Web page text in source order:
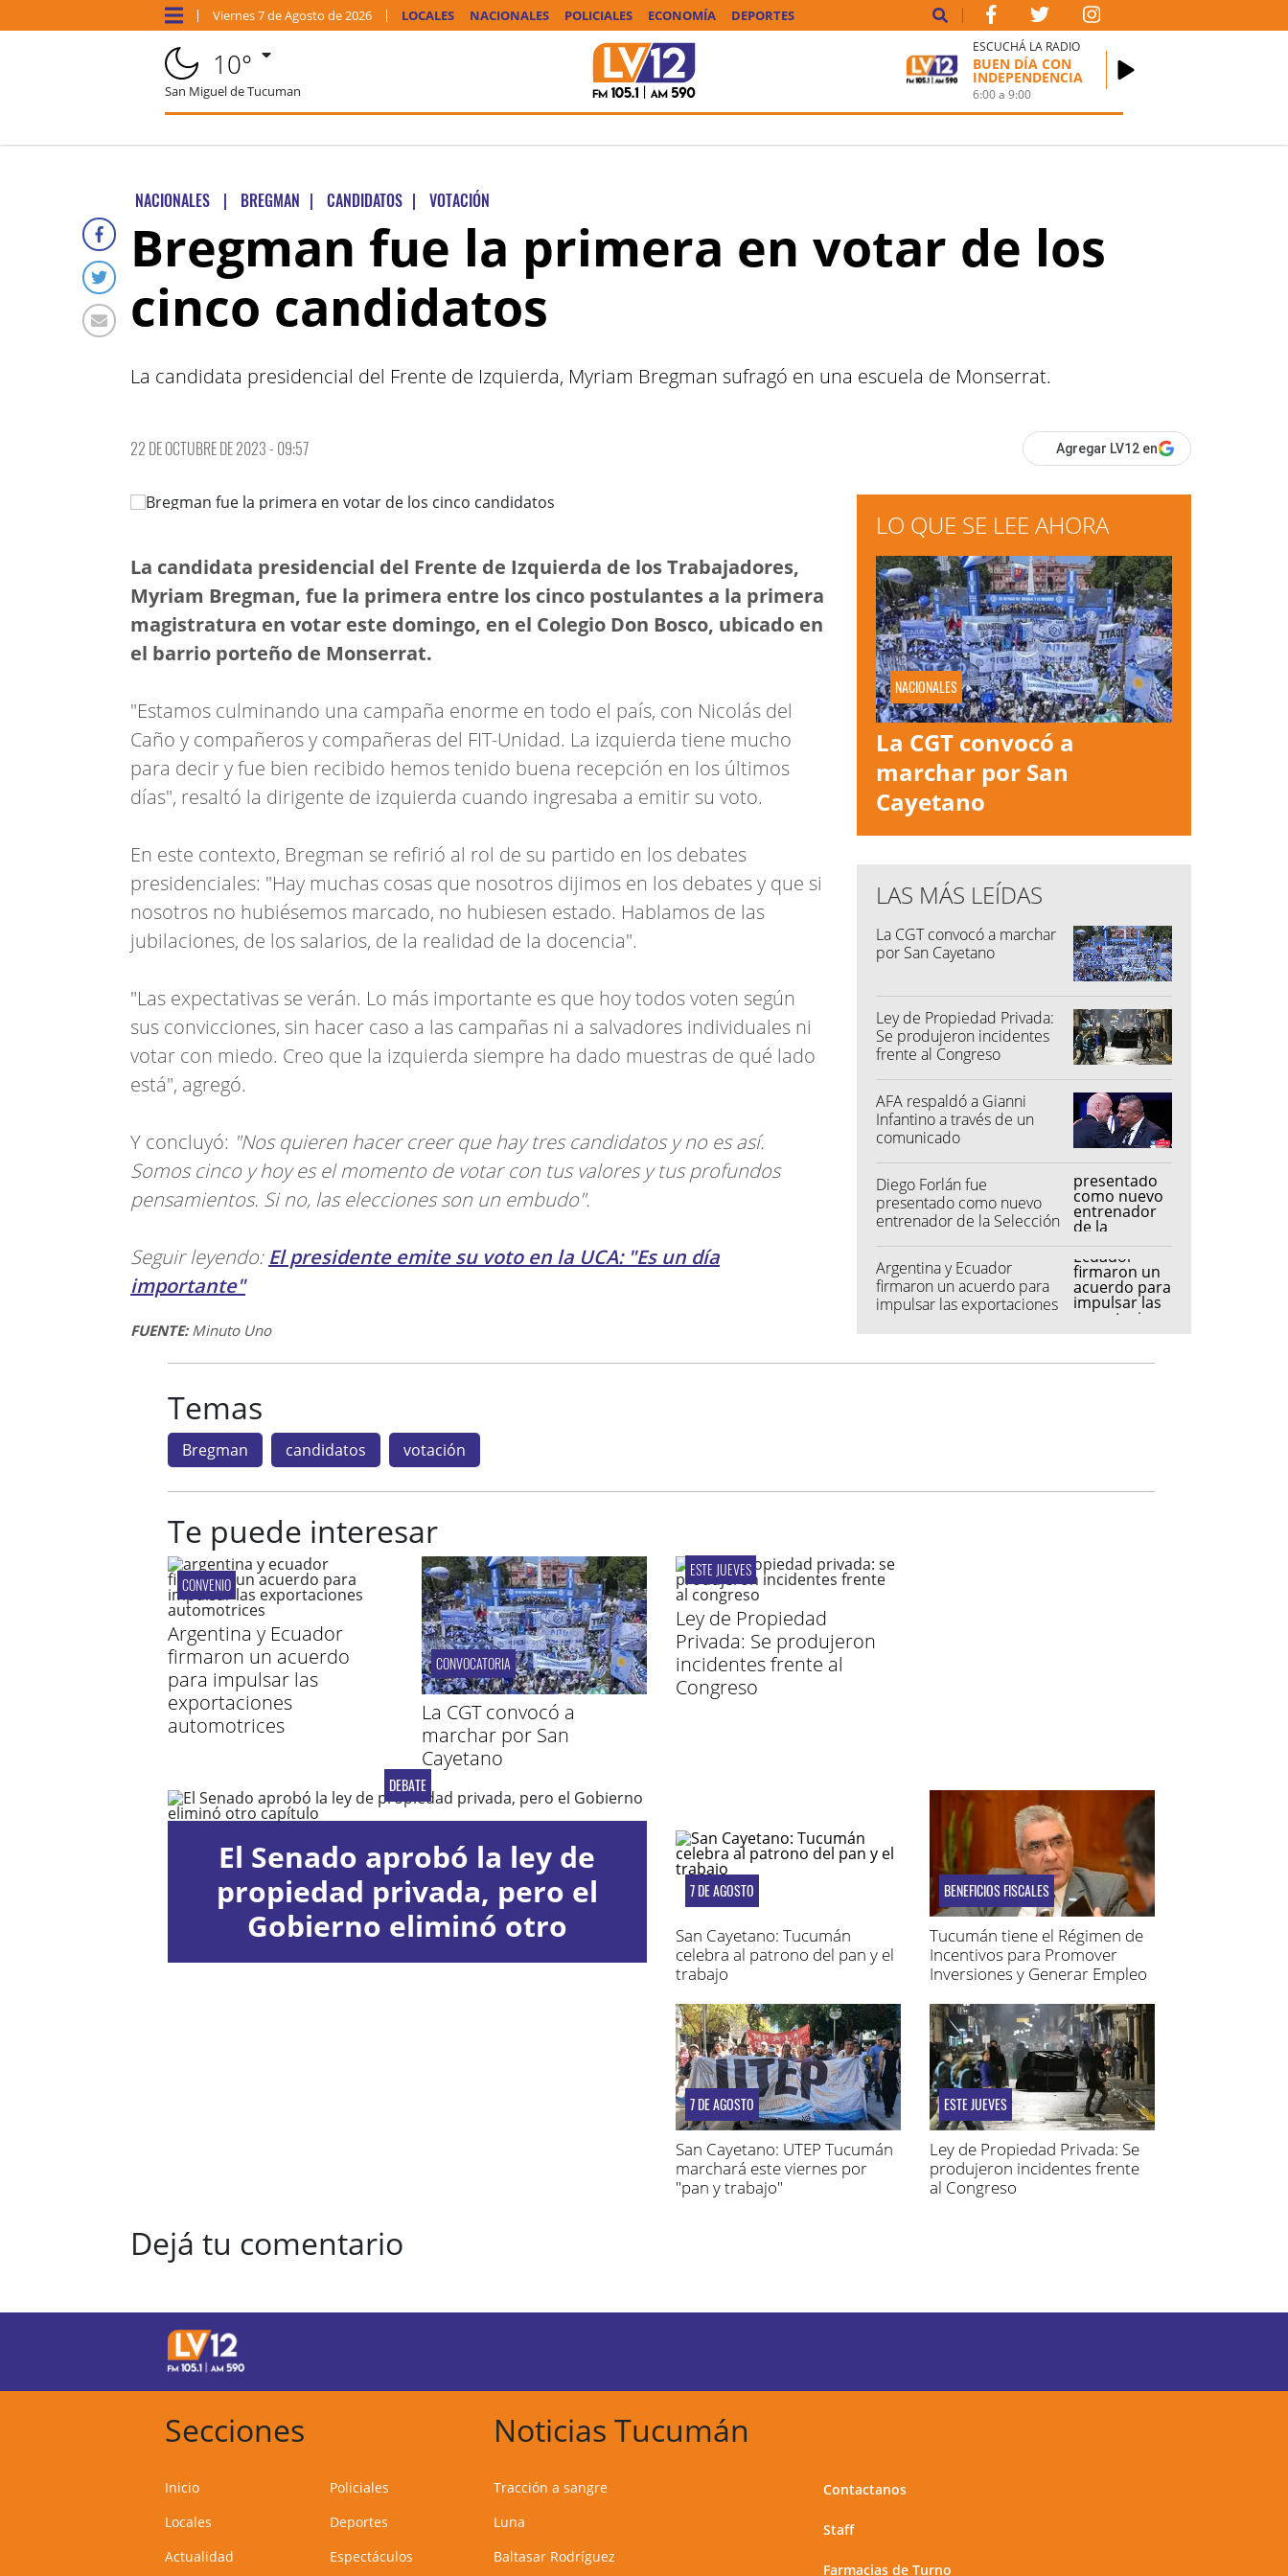
Viernes7 deAgosto de 2026 LOCALES NACIONALES POLICIALES ECONOMÍA DEPORTES
10°
San Miguel de Tucuman
ESCUCHÁ LA RADIO
BUEN DÍA CON
INDEPENDENCIA
6:00a9:00
NACIONALES | BREGMAN | CANDIDATOS | VOTACIÓN
Bregman fue la primera en votar de los
cinco candidatos
La candidata presidencial del Frente de Izquierda, Myriam Bregman sufragó en una escuela de Monserrat.
22 DE OCTUBRE DE 2023 - 09:57 Agregar LV12 en
La candidata presidencial del Frente de Izquierda de los Trabajadores,
Myriam Bregman, fue la primera entre los cinco postulantes a la primera
magistratura en votar este domingo, en el Colegio Don Bosco, ubicado en
el barrio porteño de Monserrat.
"Estamos culminando una campaña enorme en todo el país, con Nicolás del
Caño y compañeros y compañeras del FIT-Unidad. La izquierda tiene mucho
para decir y fue bien recibido hemos tenido buena recepción en los últimos
días", resaltó la dirigente de izquierda cuando ingresaba a emitir su voto.
En este contexto, Bregman se refirió al rol de su partido en los debates
presidenciales: "Hay muchas cosas que nosotros dijimos en los debates y que si
nosotros no hubiésemos marcado, no hubiesen estado. Hablamos de las
jubilaciones, de los salarios, de la realidad de la docencia".
"Las expectativas se verán. Lo más importante es que hoy todos voten según
sus convicciones, sin hacer caso a las campañas ni a salvadores individuales ni
votar con miedo. Creo que la izquierda siempre ha dado muestras de qué lado
está", agregó.
Y concluyó: "Nos quieren hacer creer que hay tres candidatos y no es así.
Somos cinco y hoy es el momento de votar con tus valores y tus profundos
pensamientos. Si no, las elecciones son un embudo".
Seguir leyendo: El presidente emite su voto en la UCA: "Es un día
importante"
FUENTE:Minuto Uno
LO QUE SE LEE AHORA
NACIONALES
La CGT convocó a
marchar por San
Cayetano
LAS MÁS LEÍDAS
La CGT convocó a marchar
por San Cayetano
Ley de Propiedad Privada:
Se produjeron incidentes
frente al Congreso
AFA respaldó a Gianni
Infantino a través de un
comunicado
Diego Forlán fue
presentado como nuevo
entrenador de la Selección
Argentina y Ecuador
firmaron un acuerdo para
impulsar las exportaciones
Temas
Bregman candidatos votación
Te puede interesar
CONVENIO
Argentina y Ecuador
firmaron un acuerdo
para impulsar las
exportaciones
automotrices
CONVOCATORIA
La CGT convocó a
marchar por San
Cayetano
ESTE JUEVES
Ley de Propiedad
Privada: Se produjeron
incidentes frente al
Congreso
DEBATE
El Senado aprobó la ley de
propiedad privada, pero el
Gobierno eliminó otro
capítulo
7 DE AGOSTO
San Cayetano: Tucumán
celebra al patrono del pan y el
trabajo
BENEFICIOS FISCALES
Tucumán tiene el Régimen de
Incentivos para Promover
Inversiones y Generar Empleo
7 DE AGOSTO
San Cayetano: UTEP Tucumán
marchará este viernes por
"pan y trabajo"
ESTE JUEVES
Ley de Propiedad Privada: Se
produjeron incidentes frente
al Congreso
Dejá tu comentario
Secciones
Inicio
Locales
Actualidad
Policiales
Deportes
Espectáculos
Noticias Tucumán
Tracción a sangre
Luna
Baltasar Rodríguez
Contactanos
Staff
Farmacias de Turno